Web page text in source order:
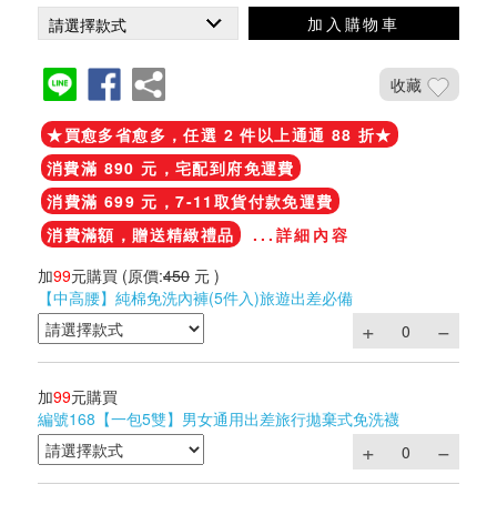
加入購物車
收藏
★買愈多省愈多，任選 2 件以上通通 88 折★
消費滿 890 元，宅配到府免運費
消費滿 699 元，7-11取貨付款免運費
消費滿額，贈送精緻禮品
...詳細內容
加99元購買 (原價:450 元 )
【中高腰】純棉免洗內褲(5件入)旅遊出差必備
加99元購買
編號168【一包5雙】男女通用出差旅行拋棄式免洗襪